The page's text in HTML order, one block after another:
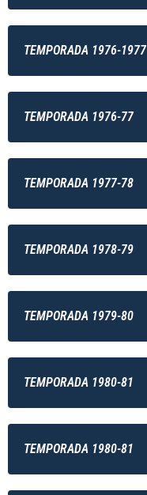
TEMPORADA 1976-1977
TEMPORADA 1976-77
TEMPORADA 1977-78
TEMPORADA 1978-79
TEMPORADA 1979-80
TEMPORADA 1980-81
TEMPORADA 1980-81